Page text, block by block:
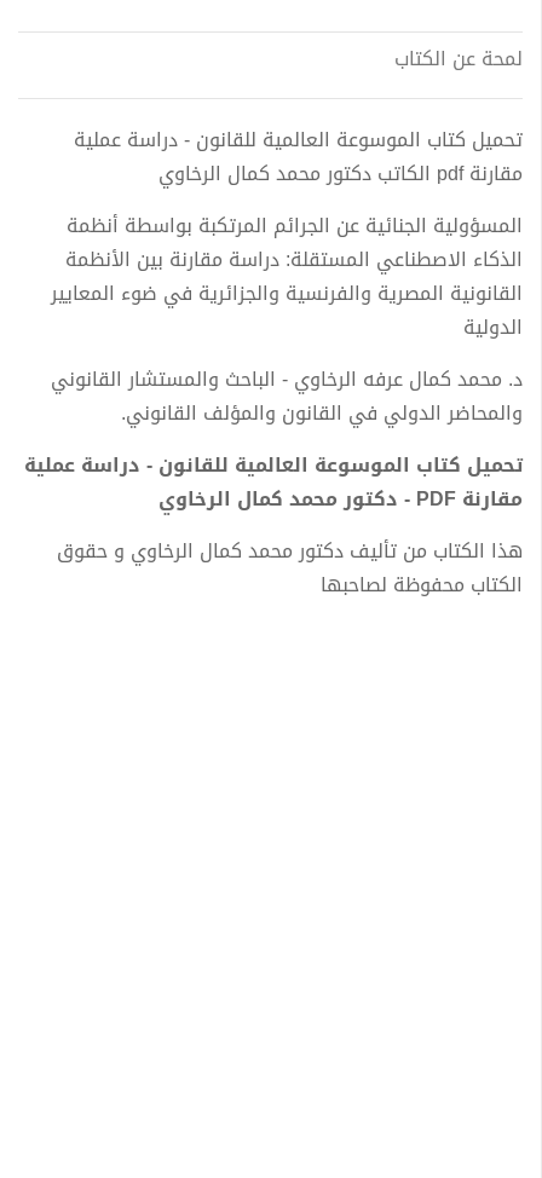
لمحة عن الكتاب
تحميل كتاب الموسوعة العالمية للقانون - دراسة عملية
مقارنة pdf الكاتب دكتور محمد كمال الرخاوي
المسؤولية الجنائية عن الجرائم المرتكبة بواسطة أنظمة
الذكاء الاصطناعي المستقلة: دراسة مقارنة بين الأنظمة
القانونية المصرية والفرنسية والجزائرية في ضوء المعايير
الدولية
د. محمد كمال عرفه الرخاوي - الباحث والمستشار القانوني
والمحاضر الدولي في القانون والمؤلف القانوني.
تحميل كتاب الموسوعة العالمية للقانون - دراسة عملية
مقارنة PDF - دكتور محمد كمال الرخاوي
هذا الكتاب من تأليف دكتور محمد كمال الرخاوي و حقوق
الكتاب محفوظة لصاحبها